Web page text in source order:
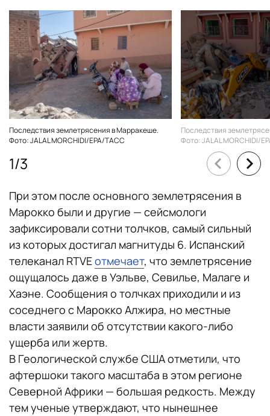
Последствия землетрясения в Марракеше.
Фото: JALAL MORCHIDI/EPA/ТАСС
Последствия
Фото: JALAL MORCHIDI/
1/3
При этом после основного землетрясения в
Марокко были и другие — сейсмологи
зафиксировали сотни толчков, самый сильный
из которых достигал магнитуды 6. Испанский
телеканал RTVEотмечает, что землетрясение
ощущалось даже в Уэльве, Севилье, Малаге и
Хаэне. Сообщения о толчках приходили и из
соседнего с Марокко Алжира, но местные
власти заявили об отсутствии какого-либо
ущерба или жертв.
В Геологической службе США отметили, что
афтершоки такого масштаба в этом регионе
Северной Африки — большая редкость. Между
тем ученые утверждают, что нынешнее